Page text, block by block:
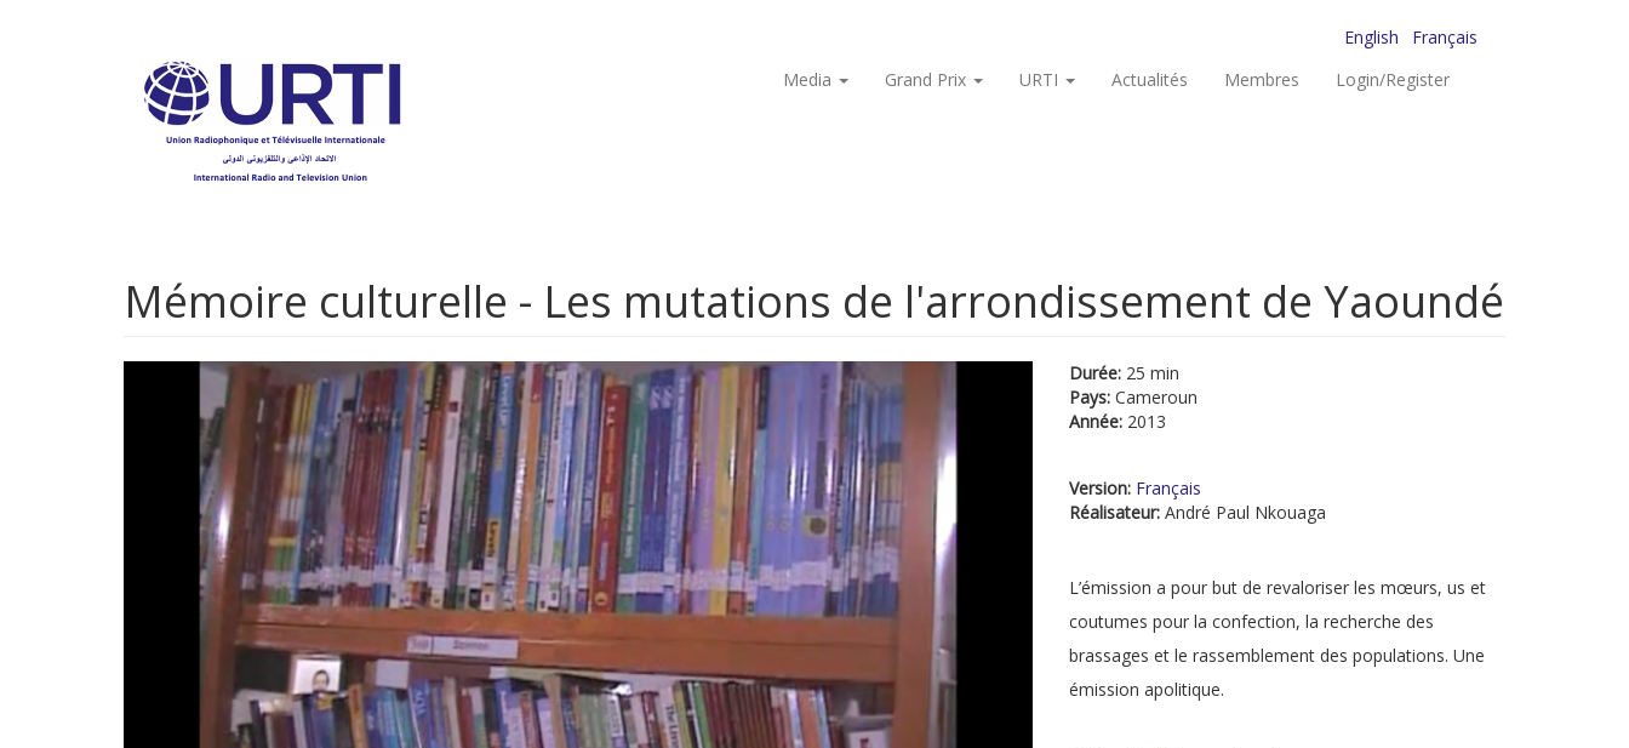
English
Français
Media
Grand Prix URTI Actualités Membres Login/Register
Mémoire culturelle - Les mutations de l'arrondissement de Yaoundé
Durée: 25 min
Pays: Cameroun
Année: 2013
Version: Français
Réalisateur: André Paul Nkouaga
L’émission a pour but de revaloriser les mœurs, us et
coutumes pour la confection, la recherche des
brassages et le rassemblement des populations. Une
émission apolitique.